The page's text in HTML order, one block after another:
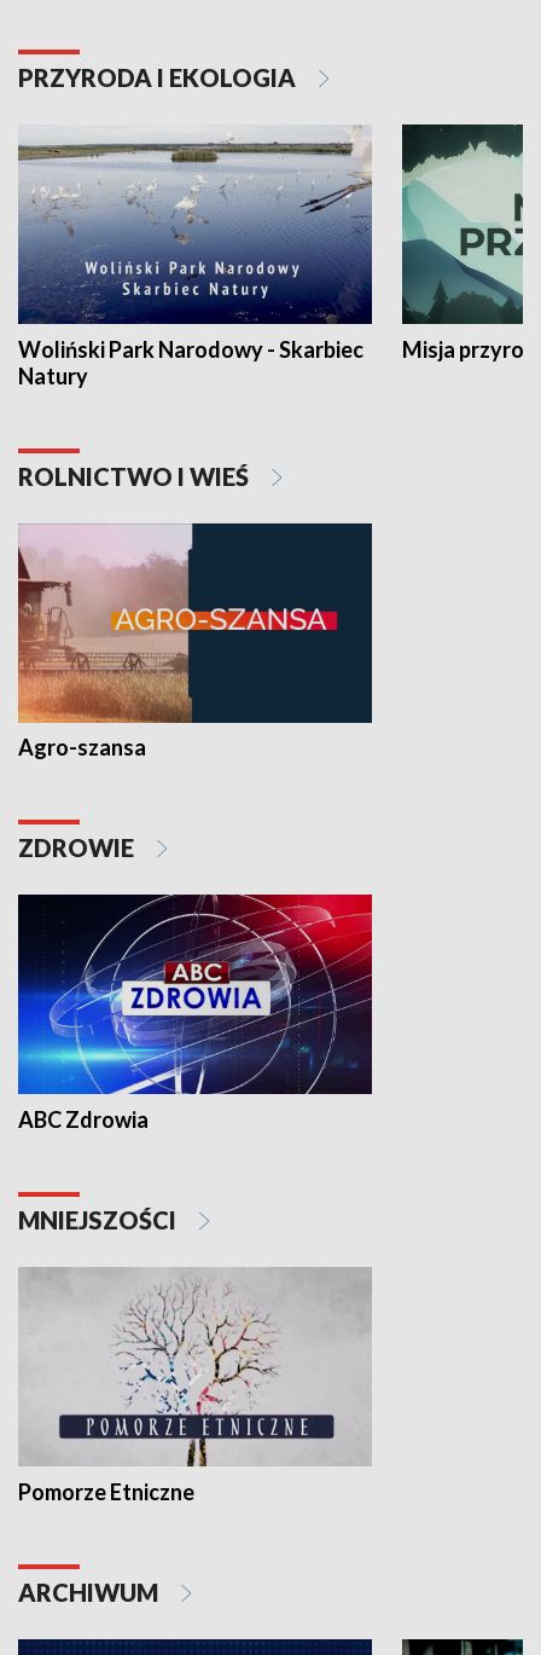
PRZYRODA I EKOLOGIA
Woliński Park Narodowy - Skarbiec
Natury
Misja
ROLNICTWO I WIEŚ
Agro-szansa
ZDROWIE
ABC Zdrowia
MNIEJSZOŚCI
Pomorze Etniczne
ARCHIWUM